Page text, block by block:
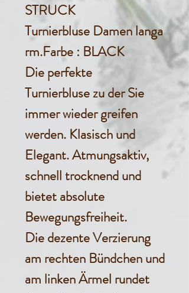
STRUCK
Turnierbluse Damen langa
rm.Farbe : BLACK
Die perfekte
Turnierbluse zu der Sie
immer wieder greifen
werden. Klasisch und
Elegant. Atmungsaktiv,
schnell trocknend und
bietet absolute
Bewegungsfreiheit.
Die dezente Verzierung
am rechten Bündchen und
am linken Ärmel rundet